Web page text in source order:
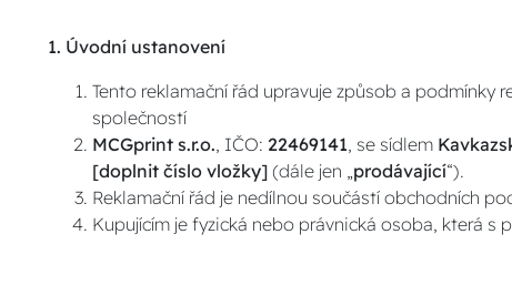
1. Úvodní ustanovení
Tento reklamační řád upravuje způsob a
společností
MCGprint s.r.o., IČO: 22469141, se sídlem
[doplnit číslo vložky] (dále jen „prodávající“).
Reklamační řád je nedílnou součástí obchodních
Kupujícím je fyzická nebo právnická osoba, která